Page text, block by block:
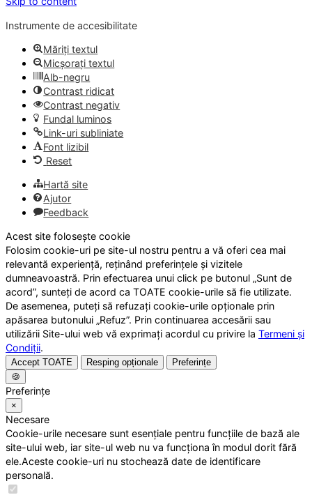
Instrumente de accesibilitate
Măriți textul
Micșorați textul
Alb-negru
Contrast ridicat
Contrast negativ
Fundal luminos
Link-uri subliniate
Font lizibil
Reset
Hartă site
Ajutor
Feedback
Acest site folosește cookie
Folosim cookie-uri pe site-ul nostru pentru a vă oferi cea mai
relevantă experiență, reținând preferințele și vizitele
dumneavoastră. Prin efectuarea unui click pe butonul „Sunt de
acord”, sunteți de acord ca TOATE cookie-urile să fie utilizate.
De asemenea, puteți să refuzați cookie-urile opționale prin
apăsarea butonului „Refuz”. Prin continuarea accesării sau
utilizării Site-ului web vă exprimați acordul cu privire la Termeni și
Condiții.
Accept TOATE Resping opționale
Preferințe
🍪
Preferințe
×
Necesare
Cookie-urile necesare sunt esențiale pentru funcțiile de bază ale
site-ului web, iar site-ul web nu va funcționa în modul dorit fără
ele.Aceste cookie-uri nu stochează date de identificare
personală.